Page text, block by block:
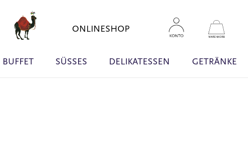
ONLINESHOP
BUFFET SÜSSES DELIKATESSEN GETRÄNKE